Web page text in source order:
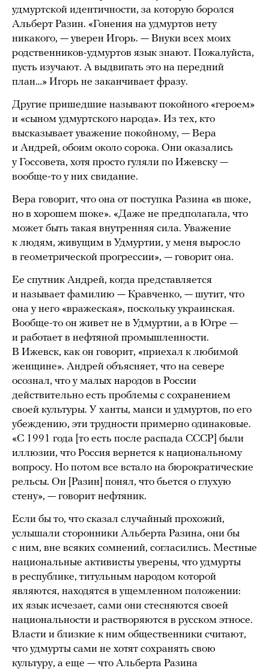
удмуртской идентичности, за которую боролся
Альберт Разин. «Гонения на удмуртов нету
никакого, — уверен Игорь. — Внуки всех моих
родственников-удмуртов язык знают. Пожалуйста,
пусть изучают. А выдвигать это на передний
план…» Игорь не заканчивает фразу.
Другие пришедшие называют покойного «героем»
и «сыном удмуртского народа». Из тех, кто
высказывает уважение покойному, — Вера
и Андрей, обоим около сорока. Они оказались
у Госсовета, хотя просто гуляли по Ижевску —
вообще-то у них свидание.
Вера говорит, что она от поступка Разина «в шоке,
но в хорошем шоке». «Даже не предполагала, что
может быть такая внутренняя сила. Уважение
к людям, живущим в Удмуртии, у меня выросло
в геометрической прогрессии», — говорит она.
Ее спутник Андрей, когда представляется
и называет фамилию — Кравченко, — шутит, что
она у него «вражеская», поскольку украинская.
Вообще-то он живет не в Удмуртии, а в Югре —
и работает в нефтяной промышленности.
В Ижевск, как он говорит, «приехал к любимой
женщине». Андрей объясняет, что на севере
осознал, что у малых народов в России
действительно есть проблемы с сохранением
своей культуры. У ханты, манси и удмуртов, по его
убеждению, эти трудности примерно одинаковые.
«С 1991 года [то есть после распада СССР] были
иллюзии, что Россия вернется к национальному
вопросу. Но потом все встало на бюрократические
рельсы. Он [Разин] понял, что бьется о глухую
стену», — говорит нефтяник.
Если бы то, что сказал случайный прохожий,
услышали сторонники Альберта Разина, они бы
с ним, вне всяких сомнений, согласились. Местные
национальные активисты уверены, что удмурты
в республике, титульным народом которой
являются, находятся в ущемленном положении:
их язык исчезает, сами они стесняются своей
национальности и растворяются в русском этносе.
Власти и близкие к ним общественники считают,
что удмурты сами не хотят сохранять свою
культуру, а еще — что Альберта Разина